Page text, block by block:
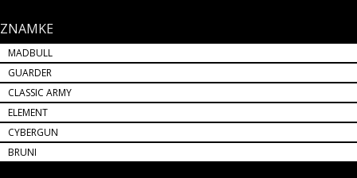
ZNAMKE
MADBULL
GUARDER
CLASSIC ARMY
ELEMENT
CYBERGUN
BRUNI